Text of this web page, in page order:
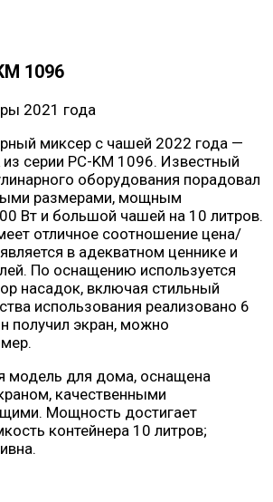
1096
миксер с чашей 2022 года —
серии PC-KM 1096. Известный
оборудования порадовал
размерами, мощным
Вт и большой чашей на 10 литров.
отличное соотношение цена/
в адекватном ценнике и
По оснащению используется
насадок, включая стильный
использования реализовано 6
получил экран, можно
модель для дома, оснащена
качественными
Мощность достигает
контейнера 10 литров;